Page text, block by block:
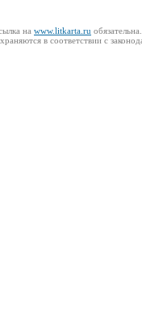
на www.litkarta.ru обязательна.
в соответствии с